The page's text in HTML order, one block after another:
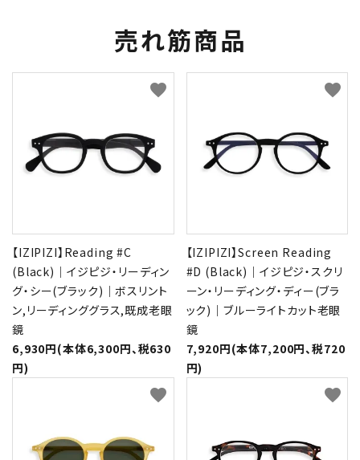
売れ筋商品
【IZIPIZI】Reading #C
(Black)｜イジピジ・リーディン
グ・シー(ブラック)｜ボスリント
ン,リーディンググラス,既成老眼
鏡
6,930円(本体6,300円、税630
円)
favorite
【IZIPIZI】Screen Reading
#D (Black)｜イジピジ・スクリ
ーン・リーディング・ディー(ブラ
ック)｜ブルーライトカット老眼
鏡
7,920円(本体7,200円、税720
円)
favorite
favorite favorite